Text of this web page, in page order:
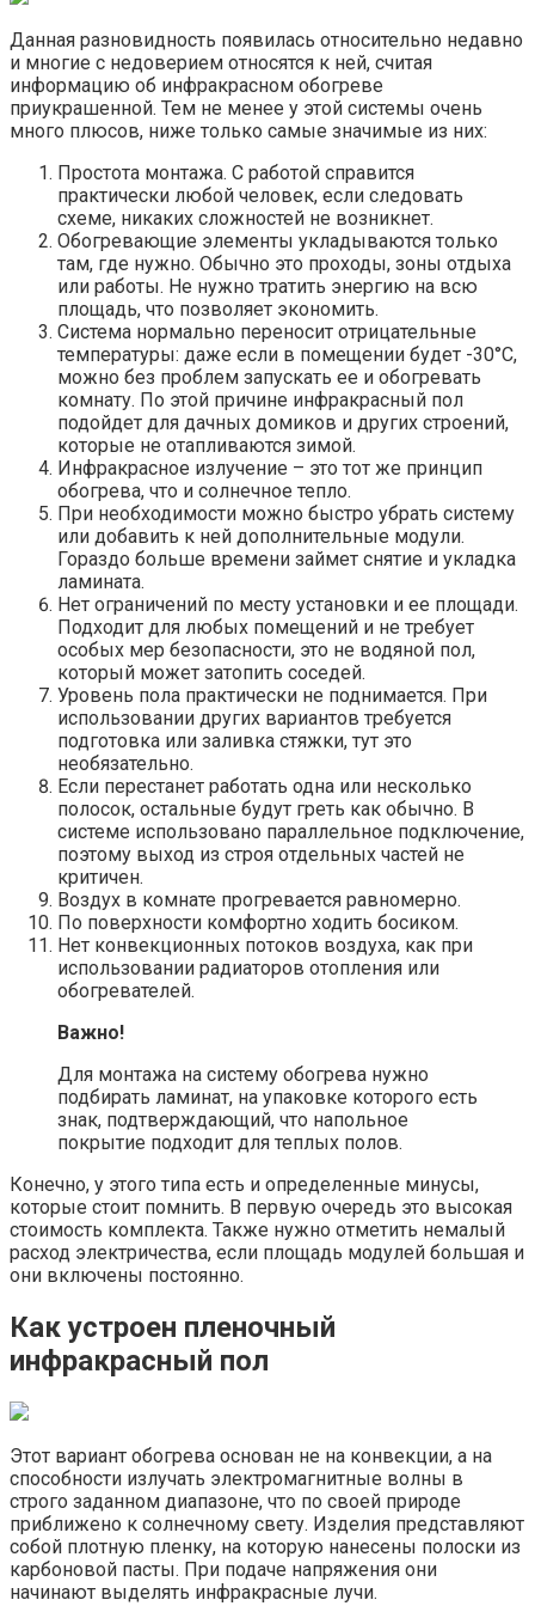
Данная разновидность появилась относительно недавно
и многие с недоверием относятся к ней, считая
информацию об инфракрасном обогреве
приукрашенной. Тем не менее у этой системы очень
много плюсов, ниже только самые значимые из них:
Простота монтажа. С работой справится
практически любой человек, если следовать
схеме, никаких сложностей не возникнет.
Обогревающие элементы укладываются только
там, где нужно. Обычно это проходы, зоны отдыха
или работы. Не нужно тратить энергию на всю
площадь, что позволяет экономить.
Система нормально переносит отрицательные
температуры: даже если в помещении будет -30°С,
можно без проблем запускать ее и обогревать
комнату. По этой причине инфракрасный пол
подойдет для дачных домиков и других строений,
которые не отапливаются зимой.
Инфракрасное излучение – это тот же принцип
обогрева, что и солнечное тепло.
При необходимости можно быстро убрать систему
или добавить к ней дополнительные модули.
Гораздо больше времени займет снятие и укладка
ламината.
Нет ограничений по месту установки и ее площади.
Подходит для любых помещений и не требует
особых мер безопасности, это не водяной пол,
который может затопить соседей.
Уровень пола практически не поднимается. При
использовании других вариантов требуется
подготовка или заливка стяжки, тут это
необязательно.
Если перестанет работать одна или несколько
полосок, остальные будут греть как обычно. В
системе использовано параллельное подключение,
поэтому выход из строя отдельных частей не
критичен.
Воздух в комнате прогревается равномерно.
По поверхности комфортно ходить босиком.
Нет конвекционных потоков воздуха, как при
использовании радиаторов отопления или
обогревателей.
Важно!
Для монтажа на систему обогрева нужно
подбирать ламинат, на упаковке которого есть
знак, подтверждающий, что напольное
покрытие подходит для теплых полов.
Конечно, у этого типа есть и определенные минусы,
которые стоит помнить. В первую очередь это высокая
стоимость комплекта. Также нужно отметить немалый
расход электричества, если площадь модулей большая и
они включены постоянно.
Как устроен пленочный
инфракрасный пол
Этот вариант обогрева основан не на конвекции, а на
способности излучать электромагнитные волны в
строго заданном диапазоне, что по своей природе
приближено к солнечному свету. Изделия представляют
собой плотную пленку, на которую нанесены полоски из
карбоновой пасты. При подаче напряжения они
начинают выделять инфракрасные лучи.